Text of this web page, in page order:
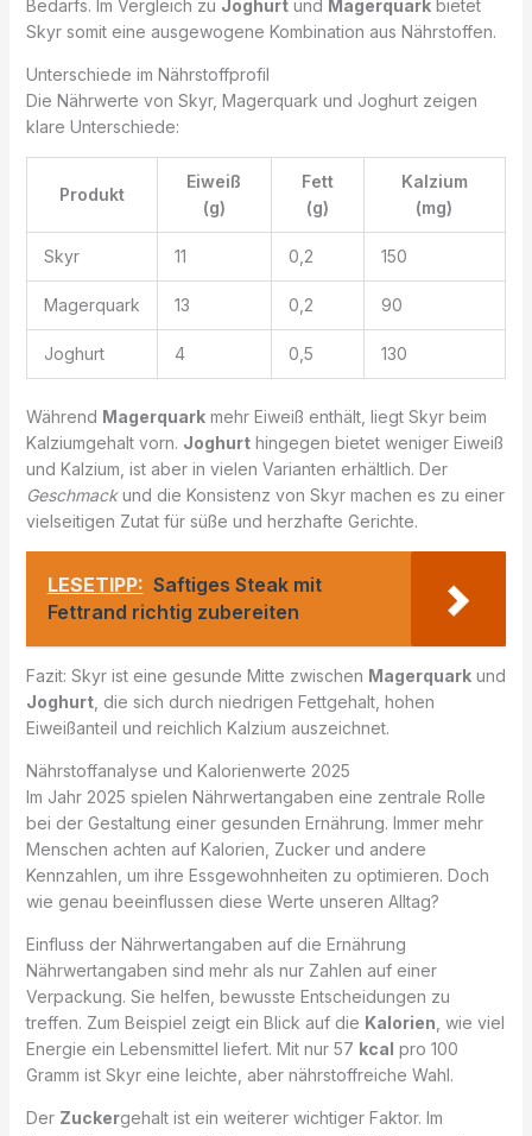
Bedarfs. Im Vergleich zu Joghurtund Magerquarkbietet
Skyr somit eine ausgewogene Kombination aus Nährstoffen.
Unterschiede im Nährstoffprofil
Die Nährwerte von Skyr, Magerquark und Joghurt zeigen
klare Unterschiede:
Produkt
Eiweiß
(g)
Fett
(g)
Kalzium
(mg)
Skyr 11 0,2 150
Magerquark 13 0,2 90
Joghurt 4 0,5 130
Während Magerquarkmehr Eiweiß enthält, liegt Skyr beim
Kalziumgehalt vorn. Joghurthingegen bietet weniger Eiweiß
und Kalzium, ist aber in vielen Varianten erhältlich. Der
Geschmackund die Konsistenz von Skyr machen es zu einer
vielseitigen Zutat für süße und herzhafte Gerichte.
LESETIPP: Saftiges Steak mit
Fettrand richtig zubereiten
Fazit: Skyr ist eine gesunde Mitte zwischen Magerquarkund
Joghurt, die sich durch niedrigen Fettgehalt, hohen
Eiweißanteil und reichlich Kalzium auszeichnet.
Nährstoffanalyse und Kalorienwerte 2025
Im Jahr 2025 spielen Nährwertangaben eine zentrale Rolle
bei der Gestaltung einer gesunden Ernährung. Immer mehr
Menschen achten auf Kalorien, Zucker und andere
Kennzahlen, um ihre Essgewohnheiten zu optimieren. Doch
wie genau beeinflussen diese Werte unseren Alltag?
Einfluss der Nährwertangaben auf die Ernährung
Nährwertangaben sind mehr als nur Zahlen auf einer
Verpackung. Sie helfen, bewusste Entscheidungen zu
treffen. Zum Beispiel zeigt ein Blick auf die Kalorien , wie viel
Energie ein Lebensmittel liefert. Mit nur 57 kcal pro 100
Gramm ist Skyr eine leichte, aber nährstoffreiche Wahl.
Der Zuckergehalt ist ein weiterer wichtiger Faktor. Im